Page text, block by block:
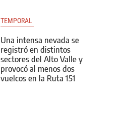
TEMPORAL
Una intensa nevada se
registró en distintos
sectores del Alto Valle y
provocó al menos dos
vuelcos en la Ruta 151